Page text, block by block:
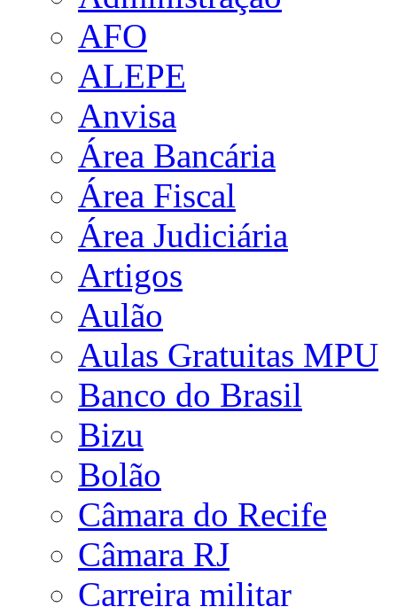
AFO
ALEPE
Anvisa
Área Bancária
Área Fiscal
Área Judiciária
Artigos
Aulão
Aulas Gratuitas MPU
Banco do Brasil
Bizu
Bolão
Câmara do Recife
Câmara RJ
Carreira militar